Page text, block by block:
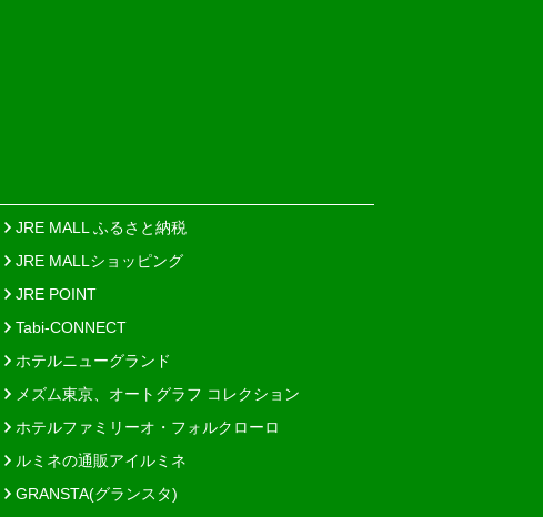
JRE MALL ふるさと納税
JRE MALLショッピング
JRE POINT
Tabi-CONNECT
ホテルニューグランド
メズム東京、オートグラフ コレクション
ホテルファミリーオ・フォルクローロ
ルミネの通販アイルミネ
GRANSTA(グランスタ)